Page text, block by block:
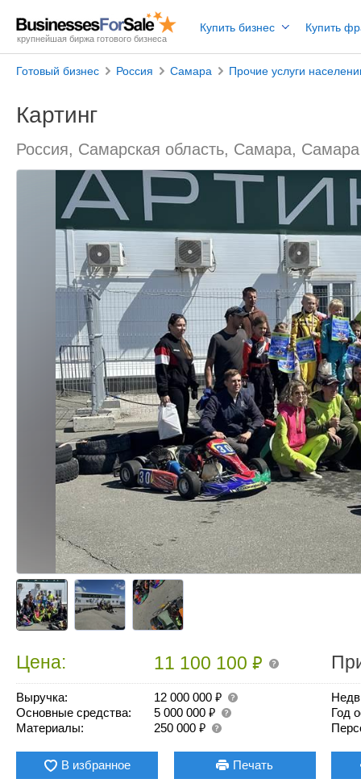
крупнейшая биржа готового бизнеса
Купить бизнес Купить
Готовый бизнес Россия Самара Прочие услуги
Картинг
Россия, Самарская область, Самара, Самара
Цена: 11 100 100₽
Выручка: 12 000 000₽
Основные средства: 5 000 000₽
Материалы: 250 000₽
Год
В избранное Печать